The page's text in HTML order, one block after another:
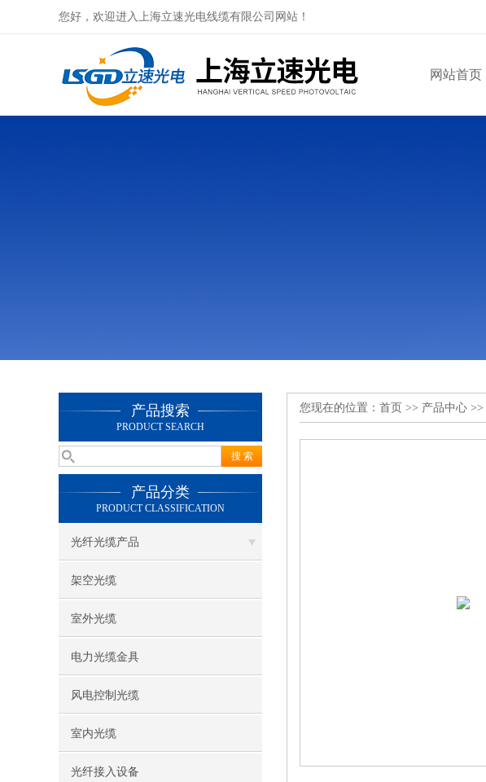
您好，欢迎进入上海立速光电线缆有限公司网站！
网站首页
产品搜索
PRODUCT SEARCH
产品分类
PRODUCT CLASSIFICATION
光纤光缆产品
架空光缆
室外光缆
电力光缆金具
风电控制光缆
室内光缆
光纤接入设备
您现在的位置： 首页 >> 产品中心 >>